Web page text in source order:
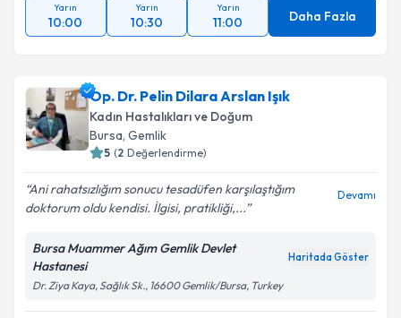
Yarın
10:00
Yarın
10:30
Yarın
11:00 Daha Fazla
Op. Dr. Pelin Dilara Arslan Işık
Kadın Hastalıkları ve Doğum
Bursa, Gemlik
5 (2 Değerlendirme)
Ani rahatsızlığım sonucu tesadüfen karşılaştığım
doktorum oldu kendisi. İlgisi, pratikliği,...
Devamı
Bursa Muammer Ağım Gemlik Devlet
Hastanesi
Haritada Göster
Dr. Ziya Kaya, Sağlık Sk., 16600 Gemlik/Bursa, Turkey